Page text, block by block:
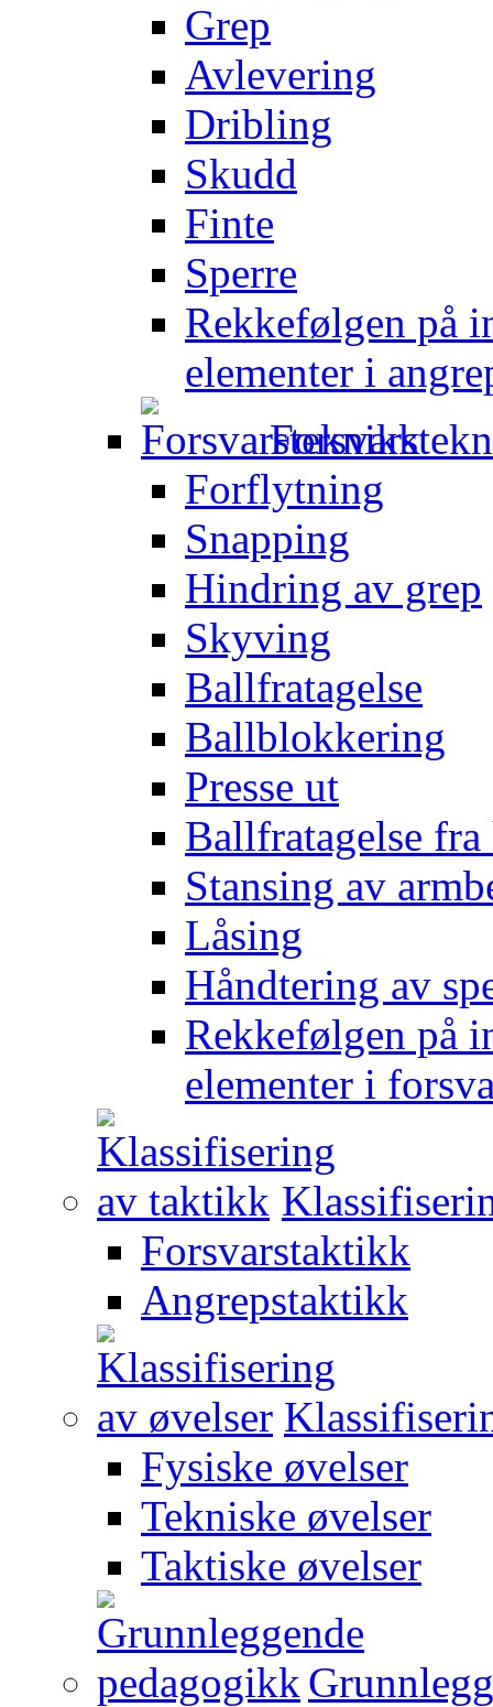
Grep
Avlevering
Dribling
Skudd
Finte
Sperre
Rekkefølgen på
elementer i
Forflytning
Snapping
Hindring av grep
Skyving
Ballfratagelse
Ballblokkering
Presse ut
Ballfratagelse fra
Stansing av
Låsing
Håndtering av
Rekkefølgen på
elementer i
Forsvarstaktikk
Angrepstaktikk
Fysiske øvelser
Tekniske øvelser
Taktiske øvelser